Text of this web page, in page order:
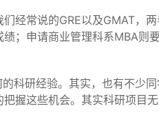
经常说的GRE以及GMAT，
；申请商业管理科系MBA则
科研经验。其实，也有不少
握这些机会。其实科研项目